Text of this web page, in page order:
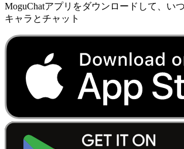
MoguChatアプリをダウンロードして、い
キャラとチャット